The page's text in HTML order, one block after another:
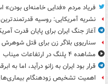
فریاد مردم «فدایی خامنه‌ای بودن»
نشریه آمریکایی: روسیه قدرتمندترین
آغاز جنگ ایران برای پایان قدرت
سناریوی بلاگر زن برای قتل شوهرش
مشاهده ۴ پلنگ در ارتفاعات میناب
قرار بود ایران به زانو درآید، اما
اهمیت تشخیص زودهنگام